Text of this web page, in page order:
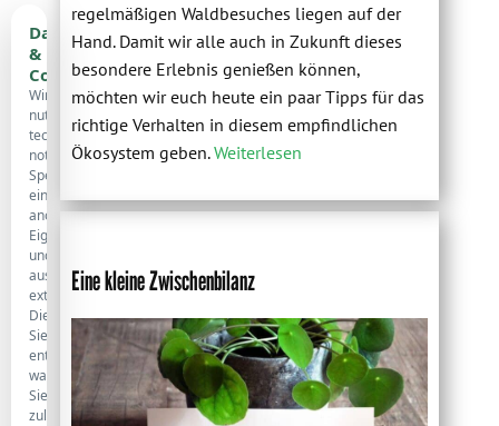
regelmäßigen Waldbesuches liegen auf der
Hand. Damit wir alle auch in Zukunft dieses
besondere Erlebnis genießen können,
möchten wir euch heute ein paar Tipps für das
richtige Verhalten in diesem empfindlichen
Ökosystem geben.Weiterlesen
Eine kleine Zwischenbilanz
Datenschutz
&
Cookies
Wir
nutzen
technisch
notwendige
Speicherung,
eine
anonyme
Eigenstatistik
und
ausgewählte
externe
Dienste.
Sie
entscheiden,
was
Sie
zulassen.